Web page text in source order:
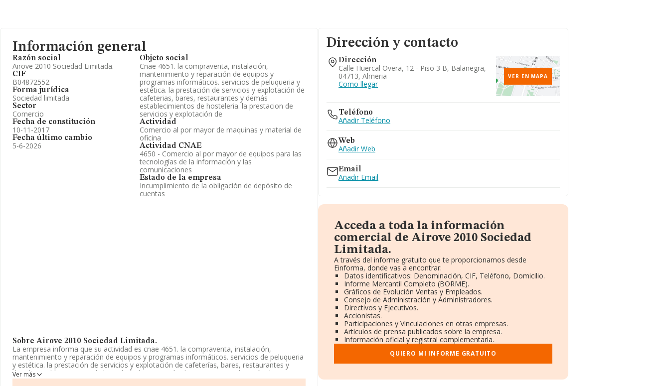
Información general
Razón social
Airove 2010 Sociedad Limitada.
CIF
B04872552
Forma jurídica
Sociedad limitada
Sector
Comercio
Fecha de constitución
10-11-2017
Fecha último cambio
5-6-2026
Objeto social
Cnae 4651. la compraventa, instalación,
mantenimiento y reparación de equipos y
programas informáticos. servicios de peluqueria y
estética. la prestación de servicios y explotación de
cafeterias, bares, restaurantes y demás
establecimientos de hosteleria. la prestacion de
servicios y explotación de
Actividad
Comercio al por mayor de maquinas y material de
oficina
Actividad CNAE
4650 - Comercio al por mayor de equipos para las
tecnologías de la información y las
comunicaciones
Estado de la empresa
Incumplimiento de la obligación de depósito de
cuentas
Sobre Airove 2010 Sociedad Limitada.
La empresa informa que su actividad es cnae 4651. la compraventa, instalación,
mantenimiento y reparación de equipos y programas informáticos. servicios de peluqueria
y estética. la prestación de servicios y explotación de cafeterías, bares, restaurantes y
demás establecimientos de hostelería. la prestación de servicios y explotación de. La
empresa es una Sociedad Limitada. Clasifica su actividad CNAE como '%cnae%', código
Ver más
Dirección y contacto
Dirección
Calle Huercal Overa, 12 - Piso 3 B, Balanegra,
04713, Almeria
Como llegar
VER EN MAPA
Teléfono
Añadir Teléfono
Web
Añadir Web
Email
Añadir Email
Acceda a toda la información
comercial de Airove 2010 Sociedad
Limitada.
A través del informe gratuito que te proporcionamos desde
Einforma, donde vas a encontrar:
Datos identificativos: Denominación, CIF, Teléfono, Domicilio.
Informe Mercantil Completo (BORME).
Gráficos de Evolución Ventas y Empleados.
Consejo de Administración y Administradores.
Directivos y Ejecutivos.
Accionistas.
Participaciones y Vinculaciones en otras empresas.
Artículos de prensa publicados sobre la empresa.
Información oficial y registral complementaria.
QUIERO MI INFORME GRATUITO